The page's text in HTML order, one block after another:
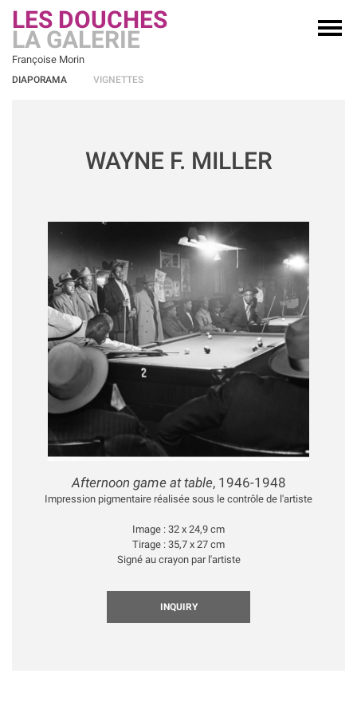
LES DOUCHES
LA GALERIE
Françoise Morin
DIAPORAMA VIGNETTES
WAYNE F. MILLER
Afternoon game at table, 1946-1948
Impression pigmentaire réalisée sous le contrôle de l'artiste
Image : 32 x 24,9 cm
Tirage : 35,7 x 27 cm
Signé au crayon par l'artiste
INQUIRY